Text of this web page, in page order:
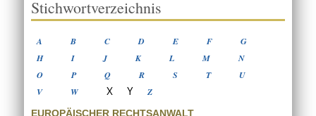
Stichwortverzeichnis
A B C D E F
G
H
I J K L M
N
O
P Q R S T
U
V
W X Y Z
EUROPÄISCHER RECHTSANWALT